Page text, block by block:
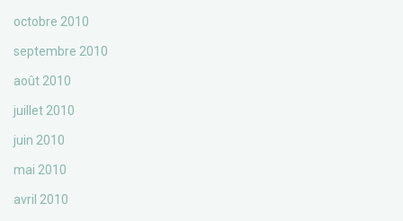
octobre 2010
septembre 2010
août 2010
juillet 2010
juin 2010
mai 2010
avril 2010